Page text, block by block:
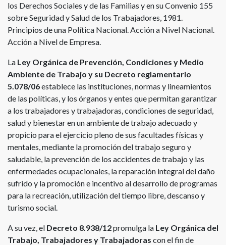
los Derechos Sociales y de las Familias y en su Convenio 155
sobre Seguridad y Salud de los Trabajadores, 1981.
Principios de una Política Nacional. Acción a Nivel Nacional.
Acción a Nivel de Empresa.
La Ley Orgánica de Prevención, Condiciones y Medio
Ambiente de Trabajo y su Decreto reglamentario
5.078/06establece las instituciones, normas y lineamientos
de las políticas, y los órganos y entes que permitan garantizar
a los trabajadores y trabajadoras, condiciones de seguridad,
salud y bienestar en un ambiente de trabajo adecuado y
propicio para el ejercicio pleno de sus facultades físicas y
mentales, mediante la promoción del trabajo seguro y
saludable, la prevención de los accidentes de trabajo y las
enfermedades ocupacionales, la reparación integral del daño
sufrido y la promoción e incentivo al desarrollo de programas
para la recreación, utilización del tiempo libre, descanso y
turismo social.
A su vez, el Decreto 8.938/12promulga la Ley Orgánica del
Trabajo, Trabajadores y Trabajadoras con el fin de